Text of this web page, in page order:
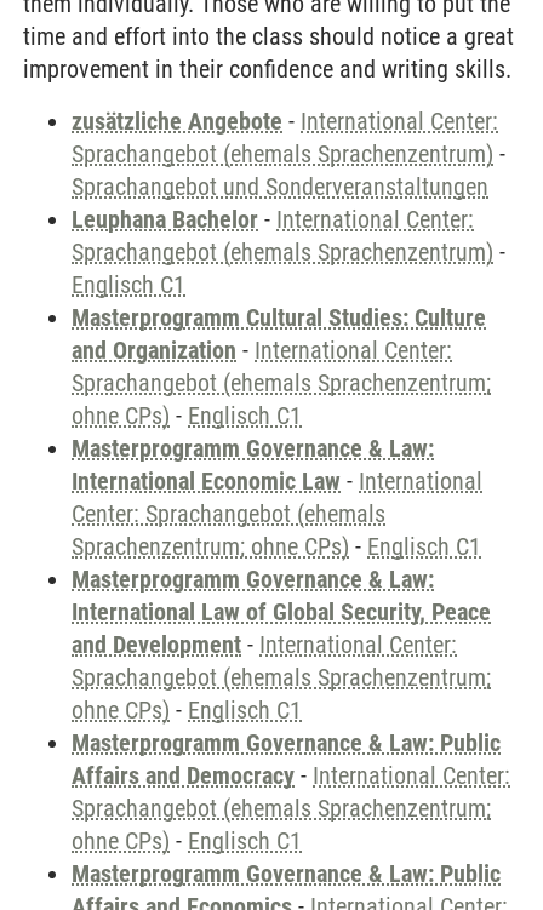
time and effort into the class should notice a great
improvement in their confidence and writing skills.
zusätzliche Angebote - International Center:
Sprachangebot (ehemals Sprachenzentrum) -
Sprachangebot und Sonderveranstaltungen
Leuphana Bachelor - International Center:
Sprachangebot (ehemals Sprachenzentrum) -
Englisch C1
Masterprogramm Cultural Studies: Culture
and Organization - International Center:
Sprachangebot (ehemals Sprachenzentrum;
ohne CPs) - Englisch C1
Masterprogramm Governance & Law:
International Economic Law - International
Center: Sprachangebot (ehemals
Sprachenzentrum; ohne CPs) - Englisch C1
Masterprogramm Governance & Law:
International Law of Global Security, Peace
and Development - International Center:
Sprachangebot (ehemals Sprachenzentrum;
ohne CPs) - Englisch C1
Masterprogramm Governance & Law: Public
Affairs and Democracy - International Center:
Sprachangebot (ehemals Sprachenzentrum;
ohne CPs) - Englisch C1
Masterprogramm Governance & Law: Public